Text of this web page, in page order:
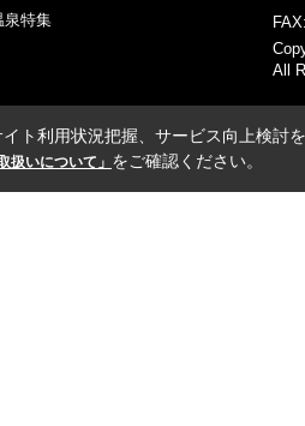
泉特集
All
ト利用状況把握、サービス向上検討
扱いについて」 をご確認ください。